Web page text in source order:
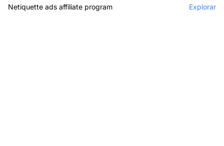
Netiquette ads affiliate program
Explorar